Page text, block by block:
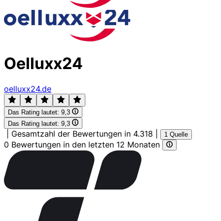
Oelluxx24
oelluxx24.de
Das Rating lautet: 9,3
Das Rating lautet: 9,3
Gesamtzahl der Bewertungen in 4.318 1 Quelle
0 Bewertungen in den letzten 12 Monaten